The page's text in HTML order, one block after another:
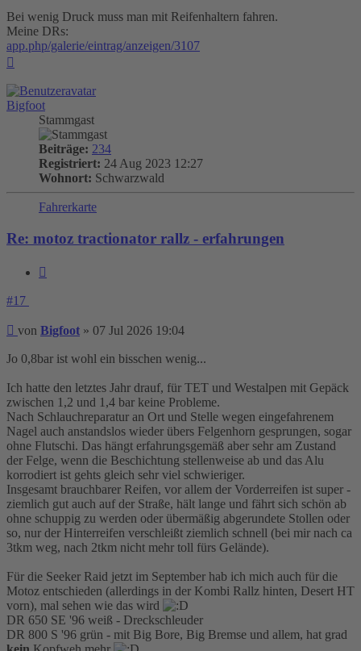
Bei wenig Druck muss man mit Reifenhaltern fahren.
Meine DRs:
app.php/galerie/eintrag/anzeigen/3107
Bigfoot
Stammgast
Beiträge: 234
Registriert: 24 Aug 2023 12:27
Wohnort: Schwarzwald
Fahrerkarte
Re: motoz tractionator rallz - erfahrungen
#17
Beitrag
von Bigfoot » 07 Jul 2026 19:04
Jo 0,8bar ist wohl ein bisschen wenig...
Ich hatte den letztes Jahr drauf, für TET und Westalpen mit Gepäck
zwischen 1,2 und 1,4 bar keine Probleme.
Nach Schlauchreparatur an Ort und Stelle wegen eingefahrenem
Nagel auch anstandslos wieder übers Felgenhorn gesprungen, sogar
ohne Flutschi. Das hängt erfahrungsgemäß aber sehr am Zustand
der Felge, wenn die Beschichtung stellenweise ab und das Alu
korrodiert ist gehts gleich sehr viel schwieriger.
Insgesamt brauchbarer Reifen, vor allem der Vorderreifen ist super -
ziemlich gut auch auf der Straße, hält lange und fährt sich schön ab
ohne schuppig zu werden oder übermäßig abgerundete Stollen oder
so, nur der Hinterreifen verschleißt ziemlich schnell (bei mir nach ca
3tkm weg, nach 2tkm nicht mehr toll fürs Gelände).
Für die Seeker Raid jetzt im September hab ich mich auch für die
Motoz entschieden (allerdings in der Kombi Rallz hinten, Desert HT
vorn), mal sehen wie das wird
DR 650 SE '96 weiß - Dreckschleuder
DR 800 S '96 grün - mit Big Bore, Big Bremse und allem, hat grad